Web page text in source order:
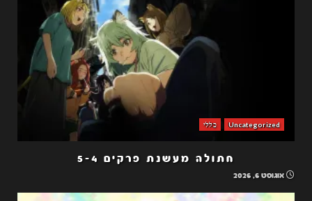
Uncategorized כללי
חתולה מעשנת פרקים 5-4
אוגוסט 6, 2026